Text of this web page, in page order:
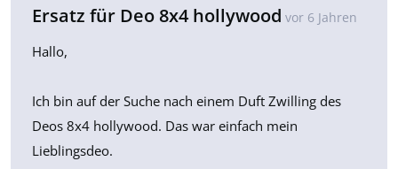
Ersatz für Deo 8x4 hollywood vor 6 Jahren
Hallo,
Ich bin auf der Suche nach einem Duft Zwilling des
Deos 8x4 hollywood. Das war einfach mein
Lieblingsdeo.